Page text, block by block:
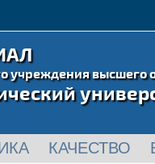
учреждения высшего
КАЧЕСТВО